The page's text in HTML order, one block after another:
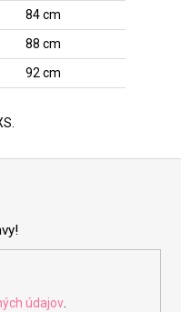
84 cm
88 cm
92 cm
údajov.